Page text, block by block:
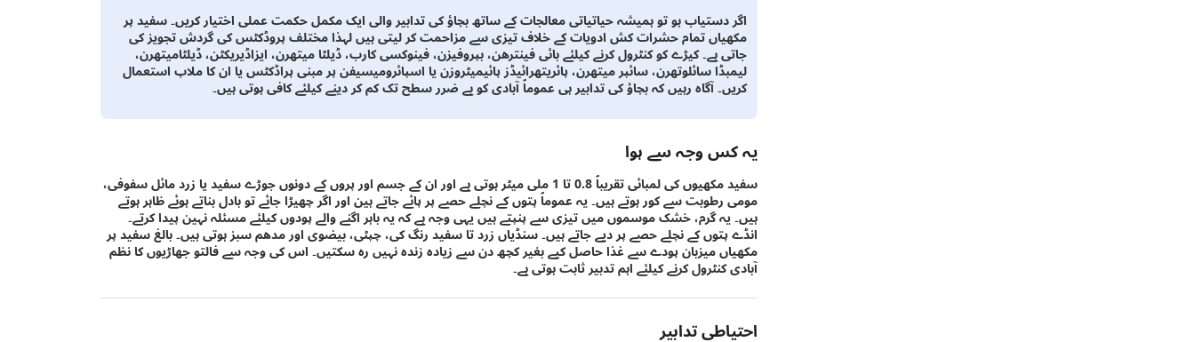
اگر دستیاب ہو تو ہمیشہ حیاتیاتی معالجات کے ساتھ بچاؤ کی تدابیر والی ایک مکمل حکمت عملی اختیار کریں۔ سفید پر
مکھیاں تمام حشرات کش ادویات کے خلاف تیزی سے مزاحمت کر لیتی ہیں لہذا مختلف پروڈکٹس کی گردش تجویز کی
جاتی ہے۔ کیڑے کو کنٹرول کرنے کیلئے بائی فینترھن، بپروفیزن، فینوکسی کارب، ڈیلٹا میتھرن، ایزاڈیریکٹن، ڈیلٹامیتھرن،
لیمبڈا سائلوتھرن، سائپر میتھرن، پائریتھرائیڈز پائیمیٹروزن یا اسپائرومیسیفن پر مبنی پراڈکٹس یا ان کا ملاپ استعمال
کریں۔ آگاہ رہیں کہ بچاؤ کی تدابیر ہی عموماً آبادی کو بے ضرر سطح تک کم کر دینے کیلئے کافی ہوتی ہیں۔
یہ کس وجہ سے ہوا
سفید مکھیوں کی لمبائی تقریباً 0.8 تا 1 ملی میٹر ہوتی ہے اور ان کے جسم اور پروں کے دونوں جوڑے سفید یا زرد مائل سفوفی،
مومی رطوبت سے کور ہوتے ہیں۔ یہ عموماً پتوں کے نچلے حصے پر پائے جاتے ہین اور اگر چھیڑا جائے تو بادل بناتے ہوئے ظاہر ہوتے
ہیں۔ یہ گرم، خشک موسموں میں تیزی سے پنپتے ہیں یہی وجہ ہے کہ یہ باہر اگنے والے پودوں کیلئے مسئلہ نہین پیدا کرتے۔
انڈے پتوں کے نچلے حصے پر دیے جاتے ہیں۔ سنڈیاں زرد تا سفید رنگ کی، چپٹی، بیضوی اور مدھم سبز ہوتی ہیں۔ بالغ سفید پر
مکھیاں میزبان پودے سے غذا حاصل کیے بغیر کچھ دن سے زیادہ زندہ نہیں رہ سکتیں۔ اس کی وجہ سے فالتو جھاڑیوں کا نظم
آبادی کنٹرول کرنے کیلئے اہم تدبیر ثابت ہوتی ہے۔
احتیاطی تدابیر